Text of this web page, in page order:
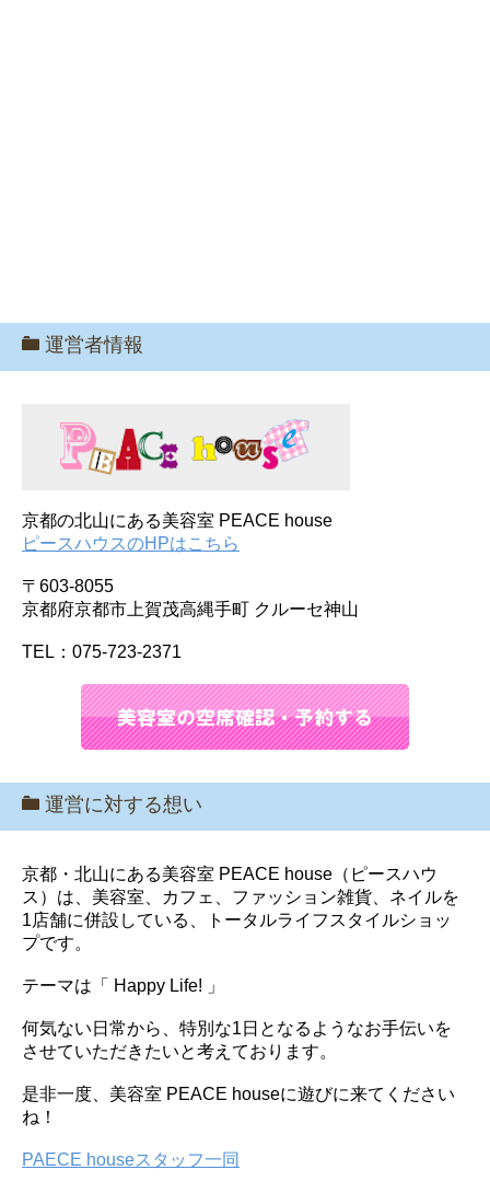
運営者情報
京都の北山にある美容室 PEACE house
ピースハウスのHPはこちら
〒603-8055
京都府京都市上賀茂高縄手町 クルーセ神山
TEL：075-723-2371
運営に対する想い
京都・北山にある美容室 PEACE house（ピースハウ
ス）は、美容室、カフェ、ファッション雑貨、ネイルを
1店舗に併設している、トータルライフスタイルショッ
プです。
テーマは「 Happy Life! 」
何気ない日常から、特別な1日となるようなお手伝いを
させていただきたいと考えております。
是非一度、美容室 PEACE houseに遊びに来てください
ね！
PAECE houseスタッフ一同